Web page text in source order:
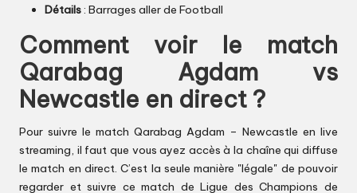
Détails: Barrages aller de Football
Comment voir le match
Qarabag Agdam vs
Newcastle en direct ?
Pour suivre le match Qarabag Agdam – Newcastle en live
streaming, il faut que vous ayez accès à la chaîne qui diffuse
le match en direct. C’est la seule manière "légale" de pouvoir
regarder et suivre ce match de Ligue des Champions de